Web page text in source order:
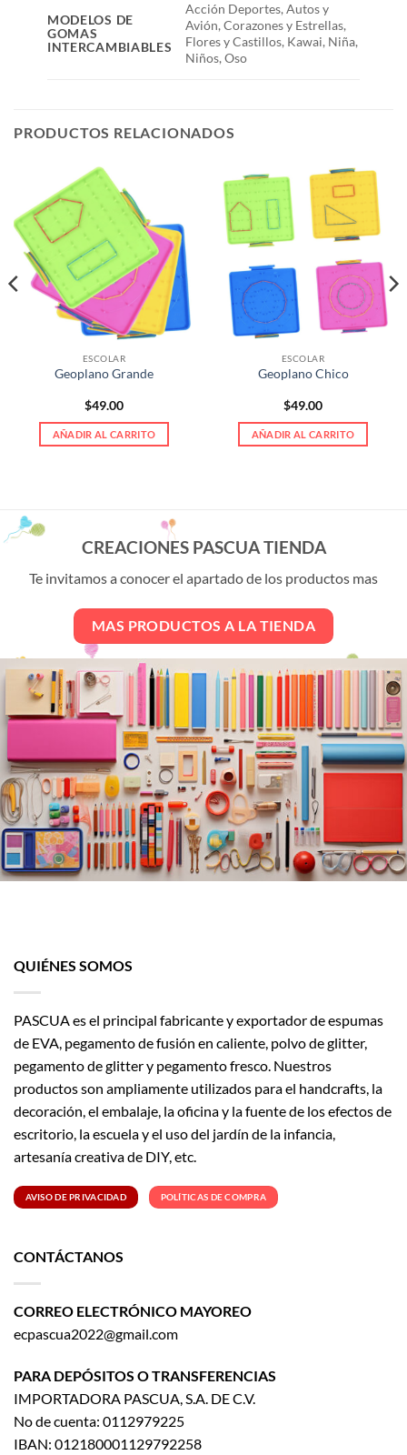
MODELOS DE
GOMAS
INTERCAMBIABLES
Acción Deportes, Autos y
Avión, Corazones y Estrellas,
Flores y Castillos, Kawai, Niña,
Niños, Oso
PRODUCTOS RELACIONADOS
ESCOLAR
Geoplano Grande
$49.00
AÑADIR AL CARRITO
ESCOLAR
Geoplano Chico
$49.00
AÑADIR AL CARRITO
CREACIONES PASCUA TIENDA
Te invitamos a conocer el apartado de los productos mas
MAS PRODUCTOS A LA TIENDA
QUIÉNES SOMOS
PASCUA es el principal fabricante y exportador de espumas
de EVA, pegamento de fusión en caliente, polvo de glitter,
pegamento de glitter y pegamento fresco. Nuestros
productos son ampliamente utilizados para el handcrafts, la
decoración, el embalaje, la oficina y la fuente de los efectos de
escritorio, la escuela y el uso del jardín de la infancia,
artesanía creativa de DIY, etc.
AVISO DE PRIVACIDAD POLÍTICAS DE COMPRA
CONTÁCTANOS
CORREO ELECTRÓNICO MAYOREO
ecpascua2022@gmail.com
PARA DEPÓSITOS O TRANSFERENCIAS
IMPORTADORA PASCUA, S.A. DE C.V.
No de cuenta: 0112979225
IBAN: 012180001129792258